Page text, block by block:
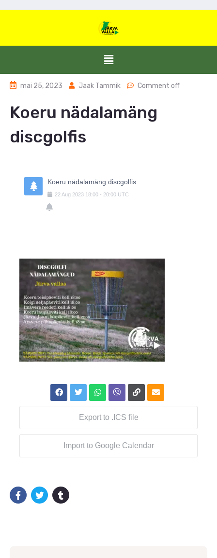
mai 25, 2023 Jaak Tammik Comment off
Koeru nädalamäng
discgolfis
Koeru nädalamäng discgolfis
22Aug 2023 18:00 - 20:00 UTC
Export to .ICS file
Import to Google Calendar